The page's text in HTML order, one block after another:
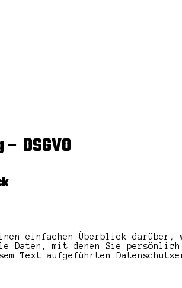
DSGVO
einfachen Überblick darüber,
Daten, mit denen Sie
Text aufgeführten